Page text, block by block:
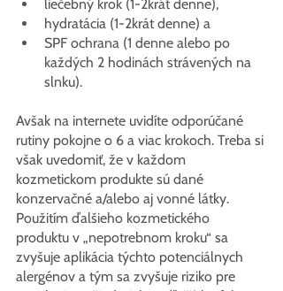
liečebný krok (1-2krát denne),
hydratácia (1-2krát denne) a
SPF ochrana (1 denne alebo po
každých 2 hodinách strávených na
slnku).
Avšak na internete uvidíte odporúčané
rutiny pokojne o 6 a viac krokoch. Treba si
však uvedomiť, že v každom
kozmetickom produkte sú dané
konzervačné a/alebo aj vonné látky.
Použitím ďalšieho kozmetického
produktu v „nepotrebnom kroku“ sa
zvyšuje aplikácia týchto potenciálnych
alergénov a tým sa zvyšuje riziko pre